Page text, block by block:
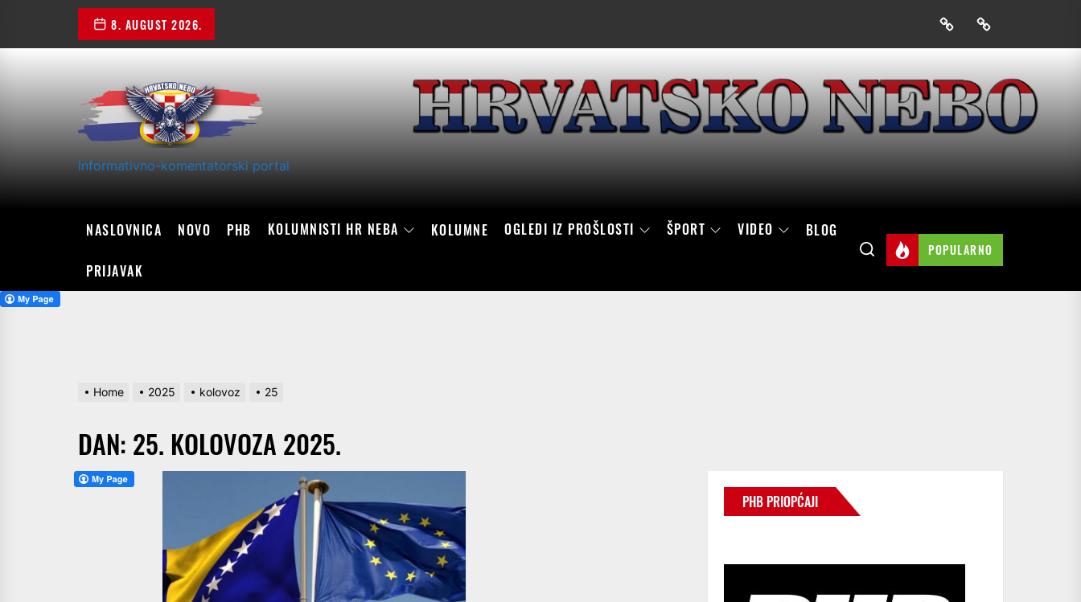
the
8. AUGUST 2026. PrijavakSkini
mobilnu
Hrvatskog
neba
Informativno-komentatorski portal
NASLOVNICA NOVO PHB KOLUMNISTI HR NEBA KOLUMNE OGLEDI IZ PROŠLOSTI ŠPORT VIDEO BLOG
PRIJAVAK
POPULARNO
Home 2025 kolovoz 25
DAN: 25. KOLOVOZA 2025.
PHB PRIOPĆAJI